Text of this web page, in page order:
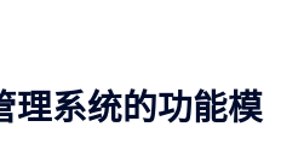
理系统的功能模